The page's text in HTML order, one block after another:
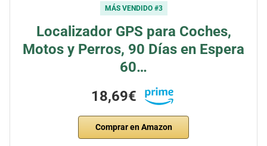
MÁS VENDIDO #3
Localizador GPS para Coches,
Motos y Perros, 90 Días en Espera
60…
18,69€
Comprar en Amazon